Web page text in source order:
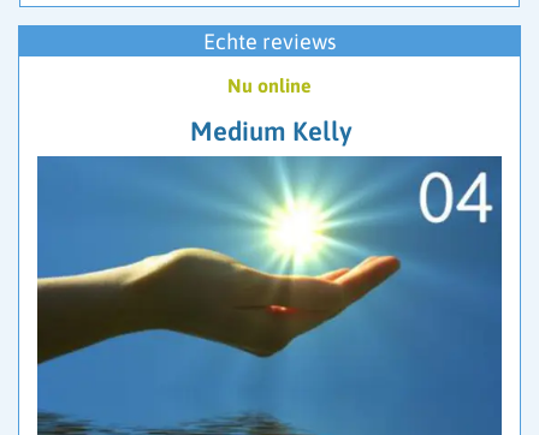
Echte reviews
Nu online
Medium Kelly